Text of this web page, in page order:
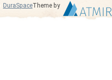
DuraSpaceTheme by